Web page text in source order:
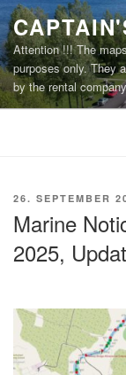
Zum
Inhalt
springen
Attention !!! The
purposes only. They
by the rental
VERÖFFENTLICHT
26. SEPTEMBER
Marine
2025,